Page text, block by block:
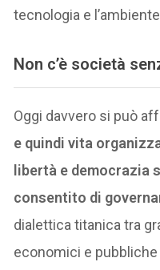
tecnologia e
Non c’è società
Oggi davvero si può
e quindi vita
libertà e democrazia
consentito di
dialettica titanica tra
economici e